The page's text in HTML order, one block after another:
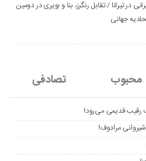
در تیرانا / تقابل رنگرز، بنا و بویری در دومین
جهانی
محبوب تصادفی
قدیمی می‌رود!
مرادوف!